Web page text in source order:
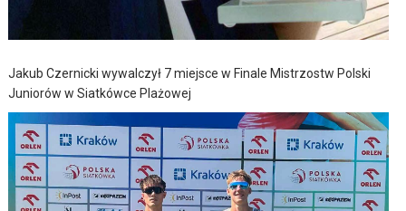
Jakub Czernicki wywalczył 7 miejsce w Finale Mistrzostw Polski
Juniorów w Siatkówce Plażowej